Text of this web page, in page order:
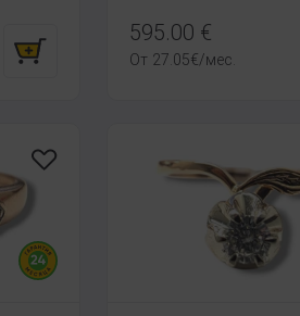
595.00 €
От 27.05€/мес.